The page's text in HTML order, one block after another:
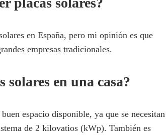
en España, pero mi opinión es que
empresas tradicionales.
solares en una casa?
espacio disponible, ya que se necesitan
de 2 kilovatios (kWp). También es